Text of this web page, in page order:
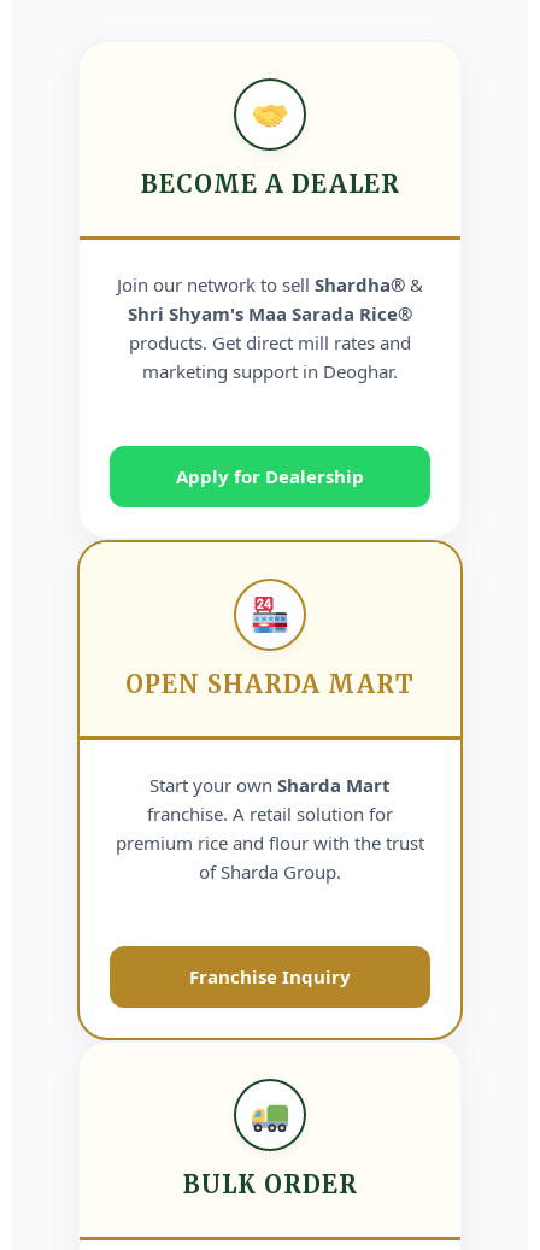
BECOME A DEALER
Join our network to sell Shardha® &
Shri Shyam's Maa Sarada Rice®
products. Get direct mill rates and
marketing support in Deoghar.
Apply for Dealership
OPEN SHARDA MART
Start your own Sharda Mart
franchise. A retail solution for
premium rice and flour with the trust
of Sharda Group.
Franchise Inquiry
BULK ORDER